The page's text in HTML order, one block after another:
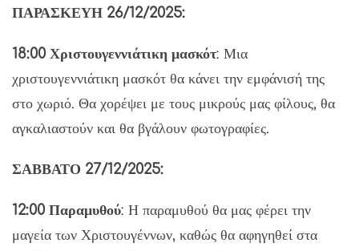
ΠΑΡΑΣΚΕΥΗ 26/12/2025:
18:00 Χριστουγεννιάτικη μασκότ: Μια
χριστουγεννιάτικη μασκότ θα κάνει την εμφάνισή της
στο χωριό. Θα χορέψει με τους μικρούς μας φίλους, θα
αγκαλιαστούν και θα βγάλουν φωτογραφίες.
ΣΑΒΒΑΤΟ 27/12/2025:
12:00 Παραμυθού: Η παραμυθού θα μας φέρει την
μαγεία των Χριστουγέννων, καθώς θα αφηγηθεί στα